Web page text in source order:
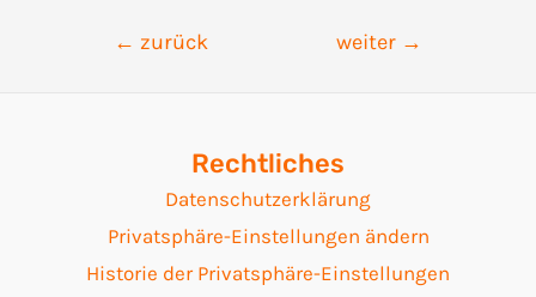
Beitrags-
← zurück weiter →
Rechtliches
Datenschutzerklärung
Privatsphäre-Einstellungen ändern
Historie der Privatsphäre-Einstellungen